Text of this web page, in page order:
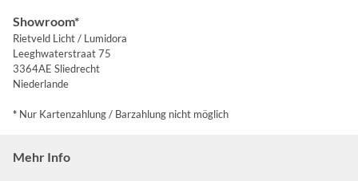
Showroom*
Rietveld Licht / Lumidora
Leeghwaterstraat 75
3364AE Sliedrecht
Niederlande
* Nur Kartenzahlung / Barzahlung nicht möglich
Mehr Info